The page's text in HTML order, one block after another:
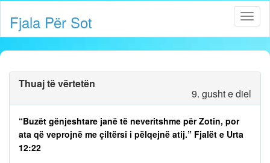
Fjala Për Sot
Thuaj të vërtetën
9. gusht e diel
“Buzët gënjeshtare janë të neveritshme për Zotin, por
ata që veprojnë me çiltërsi i pëlqejnë atij.” Fjalët e Urta
12:22